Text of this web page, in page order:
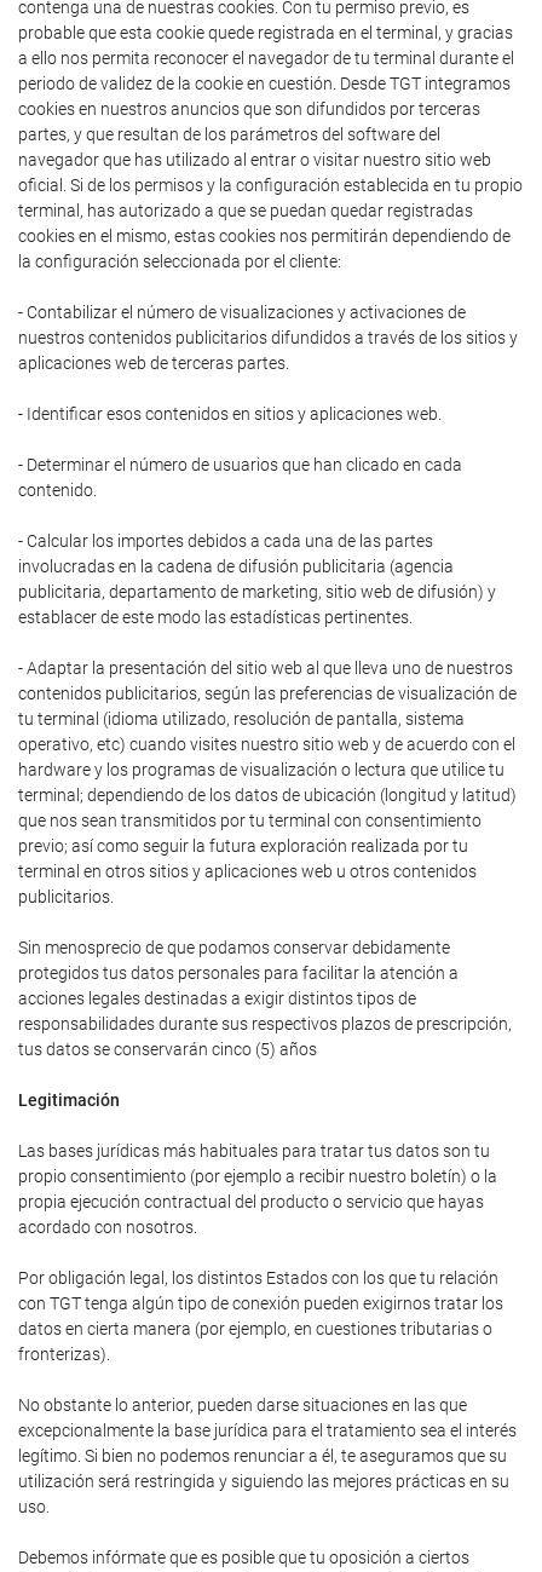
contenga una de nuestras cookies. Con tu permiso previo, es
probable que esta cookie quede registrada en el terminal, y gracias
a ello nos permita reconocer el navegador de tu terminal durante el
periodo de validez de la cookie en cuestión. Desde TGT integramos
cookies en nuestros anuncios que son difundidos por terceras
partes, y que resultan de los parámetros del software del
navegador que has utilizado al entrar o visitar nuestro sitio web
oficial. Si de los permisos y la configuración establecida en tu propio
terminal, has autorizado a que se puedan quedar registradas
cookies en el mismo, estas cookies nos permitirán dependiendo de
la configuración seleccionada por el cliente:
- Contabilizar el número de visualizaciones y activaciones de
nuestros contenidos publicitarios difundidos a través de los sitios y
aplicaciones web de terceras partes.
- Identificar esos contenidos en sitios y aplicaciones web.
- Determinar el número de usuarios que han clicado en cada
contenido.
- Calcular los importes debidos a cada una de las partes
involucradas en la cadena de difusión publicitaria (agencia
publicitaria, departamento de marketing, sitio web de difusión) y
establacer de este modo las estadísticas pertinentes.
- Adaptar la presentación del sitio web al que lleva uno de nuestros
contenidos publicitarios, según las preferencias de visualización de
tu terminal (idioma utilizado, resolución de pantalla, sistema
operativo, etc) cuando visites nuestro sitio web y de acuerdo con el
hardware y los programas de visualización o lectura que utilice tu
terminal; dependiendo de los datos de ubicación (longitud y latitud)
que nos sean transmitidos por tu terminal con consentimiento
previo; así como seguir la futura exploración realizada por tu
terminal en otros sitios y aplicaciones web u otros contenidos
publicitarios.
Sin menosprecio de que podamos conservar debidamente
protegidos tus datos personales para facilitar la atención a
acciones legales destinadas a exigir distintos tipos de
responsabilidades durante sus respectivos plazos de prescripción,
tus datos se conservarán cinco (5) años
Legitimación
Las bases jurídicas más habituales para tratar tus datos son tu
propio consentimiento (por ejemplo a recibir nuestro boletín) o la
propia ejecución contractual del producto o servicio que hayas
acordado con nosotros.
Por obligación legal, los distintos Estados con los que tu relación
con TGT tenga algún tipo de conexión pueden exigirnos tratar los
datos en cierta manera (por ejemplo, en cuestiones tributarias o
fronterizas).
No obstante lo anterior, pueden darse situaciones en las que
excepcionalmente la base jurídica para el tratamiento sea el interés
legítimo. Si bien no podemos renunciar a él, te aseguramos que su
utilización será restringida y siguiendo las mejores prácticas en su
uso.
Debemos infórmate que es posible que tu oposición a ciertos